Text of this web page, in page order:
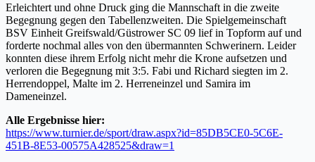
Erleichtert und ohne Druck ging die Mannschaft in die zweite
Begegnung gegen den Tabellenzweiten. Die Spielgemeinschaft
BSV Einheit Greifswald/Güstrower SC 09 lief in Topform auf und
forderte nochmal alles von den übermannten Schwerinern. Leider
konnten diese ihrem Erfolg nicht mehr die Krone aufsetzen und
verloren die Begegnung mit 3:5. Fabi und Richard siegten im 2.
Herrendoppel, Malte im 2. Herreneinzel und Samira im
Dameneinzel.
Alle Ergebnisse hier:
https://www.turnier.de/sport/draw.aspx?id=85DB5CE0-5C6E-
451B-8E53-00575A428525&draw=1